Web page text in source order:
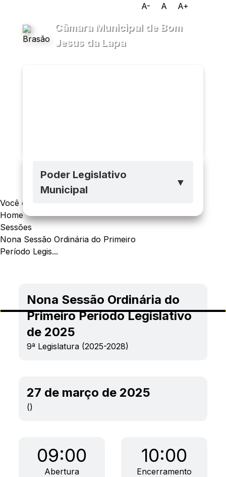
A- A A+
Câmara Municipal de Bom
Jesus da Lapa
Poder Legislativo
Municipal
▼
Você está navegando em:
Home
Sessões
Nona Sessão Ordinária do Primeiro
Período Legis...
Nona Sessão Ordinária do
Primeiro Período Legislativo
de 2025
9ª Legislatura (2025-2028)
27 de março de 2025
()
09:00
Abertura
10:00
Encerramento